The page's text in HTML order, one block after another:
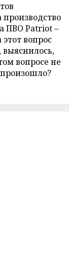
ПВО Patriot –
вопрос
выяснилось,
вопросе не